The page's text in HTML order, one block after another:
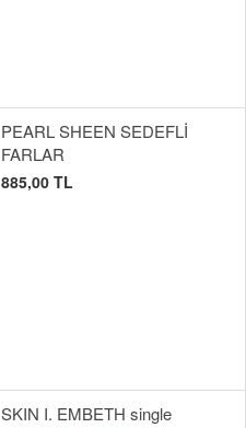
PEARL SHEEN SEDEFLİ
FARLAR
885,00 TL
SKIN I. EMBETH single